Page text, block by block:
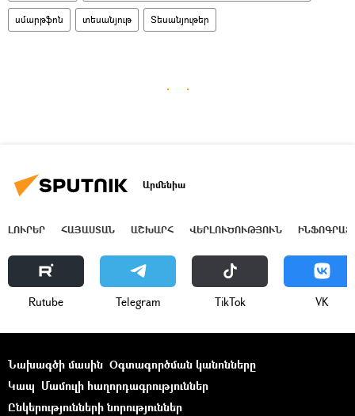
սմարթֆոն տեսանյութ Տեսանյութեր
Արմենիա
ԼՈՒՐԵՐ ՀԱՅԱՍՏԱՆ ԱՇԽԱՐՀ ՎԵՐԼՈՒԾՈՒԹՅՈՒՆ
Rutube Telegram ТikТоk VK
Նախագծի մասին Օգտագործման կանոնները
Կապ Մամուլի հաղորդագրություններ
Ընկերությունների նորություններ